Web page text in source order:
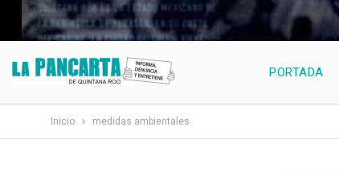
PORTADA
Inicio medidas ambientales